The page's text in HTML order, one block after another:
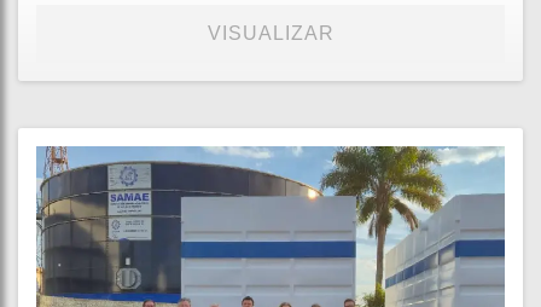
VISUALIZAR